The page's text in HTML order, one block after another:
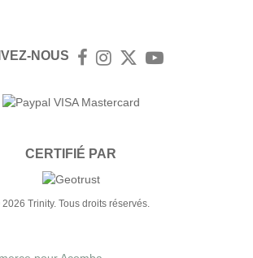
NOUS FacebookInstagram
TwitterYouTube
CERTIFIÉ PAR
Trinity. Tous droits réservés.